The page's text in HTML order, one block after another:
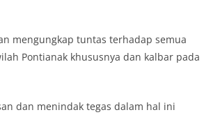
mengungkap tuntas terhadap semua
Pontianak khususnya dan kalbar pada
dan menindak tegas dalam hal ini